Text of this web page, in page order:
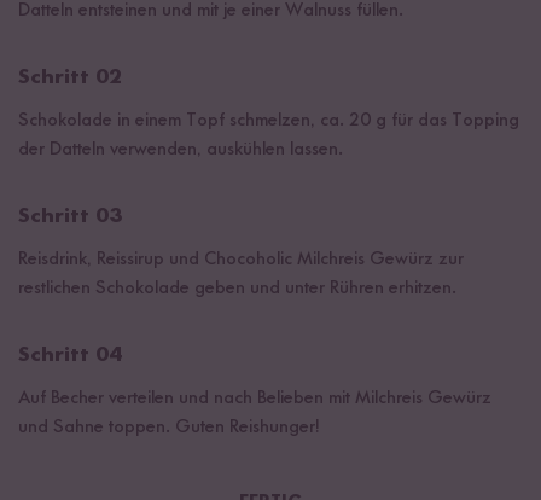
Datteln entsteinen und mit je einer Walnuss füllen.
Schritt 02
Schokolade in einem Topf schmelzen, ca. 20 g für das Topping
der Datteln verwenden, auskühlen lassen.
Schritt 03
Reisdrink, Reissirup und Chocoholic Milchreis Gewürz zur
restlichen Schokolade geben und unter Rühren erhitzen.
Schritt 04
Auf Becher verteilen und nach Belieben mit Milchreis Gewürz
und Sahne toppen. Guten Reishunger!